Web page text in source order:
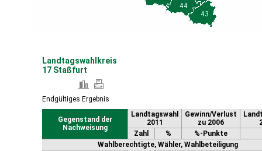
Landtagswahlkreis
17 Staßfurt
Endgültiges Ergebnis
Gegenstand der
Nachweisung
Landtagswahl
2011
Gewinn/Verlust
zu 2006
Zahl
%
%-Punkte
Wahlberechtigte, Wähler, Wahlbeteiligung